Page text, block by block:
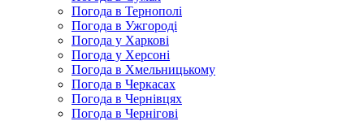
Погода в Тернополі
Погода в Ужгороді
Погода у Харкові
Погода у Херсоні
Погода в Хмельницькому
Погода в Черкасах
Погода в Чернівцях
Погода в Чернігові